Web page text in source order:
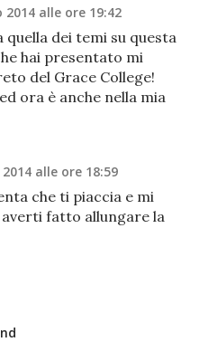
2014 alle ore 19:42
quella dei temi su questa
hai presentato mi
del Grace College!
ora è anche nella mia
alle ore 18:59
che ti piaccia e mi
averti fatto allungare la